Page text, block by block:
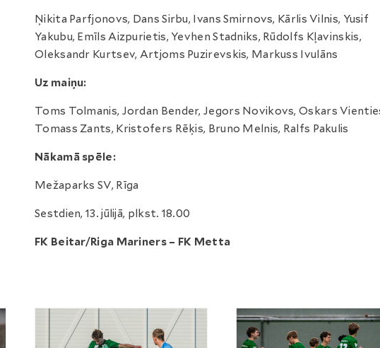
Ņikita Parfjonovs, Dans Sirbu, Ivans Smirnovs, Kārlis Vilnis, Yusif
Yakubu, Emīls Aizpurietis, Yevhen Stadniks, Rūdolfs Kļavinskis,
Oleksandr Kurtsev, Artjoms Puzirevskis, Markuss Ivulāns
Uz maiņu:
Toms Tolmanis, Jordan Bender, Jegors Novikovs, Oskars
Tomass Zants, Kristofers Rēķis, Bruno Melnis, Ralfs Pakulis
Nākamā spēle:
Mežaparks SV, Rīga
Sestdien, 13. jūlijā, plkst. 18.00
FK Beitar/Riga Mariners – FK Metta